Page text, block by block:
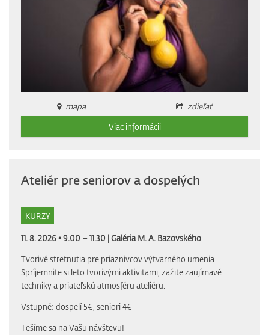
mapa
zdieľať
Viac informácii
Ateliér pre seniorov a dospelých
KURZY
11. 8. 2026 • 9.00 – 11.30 |Galéria M. A. Bazovského
Tvorivé stretnutia pre priaznivcov výtvarného umenia.
Spríjemnite si leto tvorivými aktivitami, zažite zaujímavé
techniky a priateľskú atmosféru ateliéru.
Vstupné: dospelí 5€, seniori 4€
Tešíme sa na Vašu návštevu!